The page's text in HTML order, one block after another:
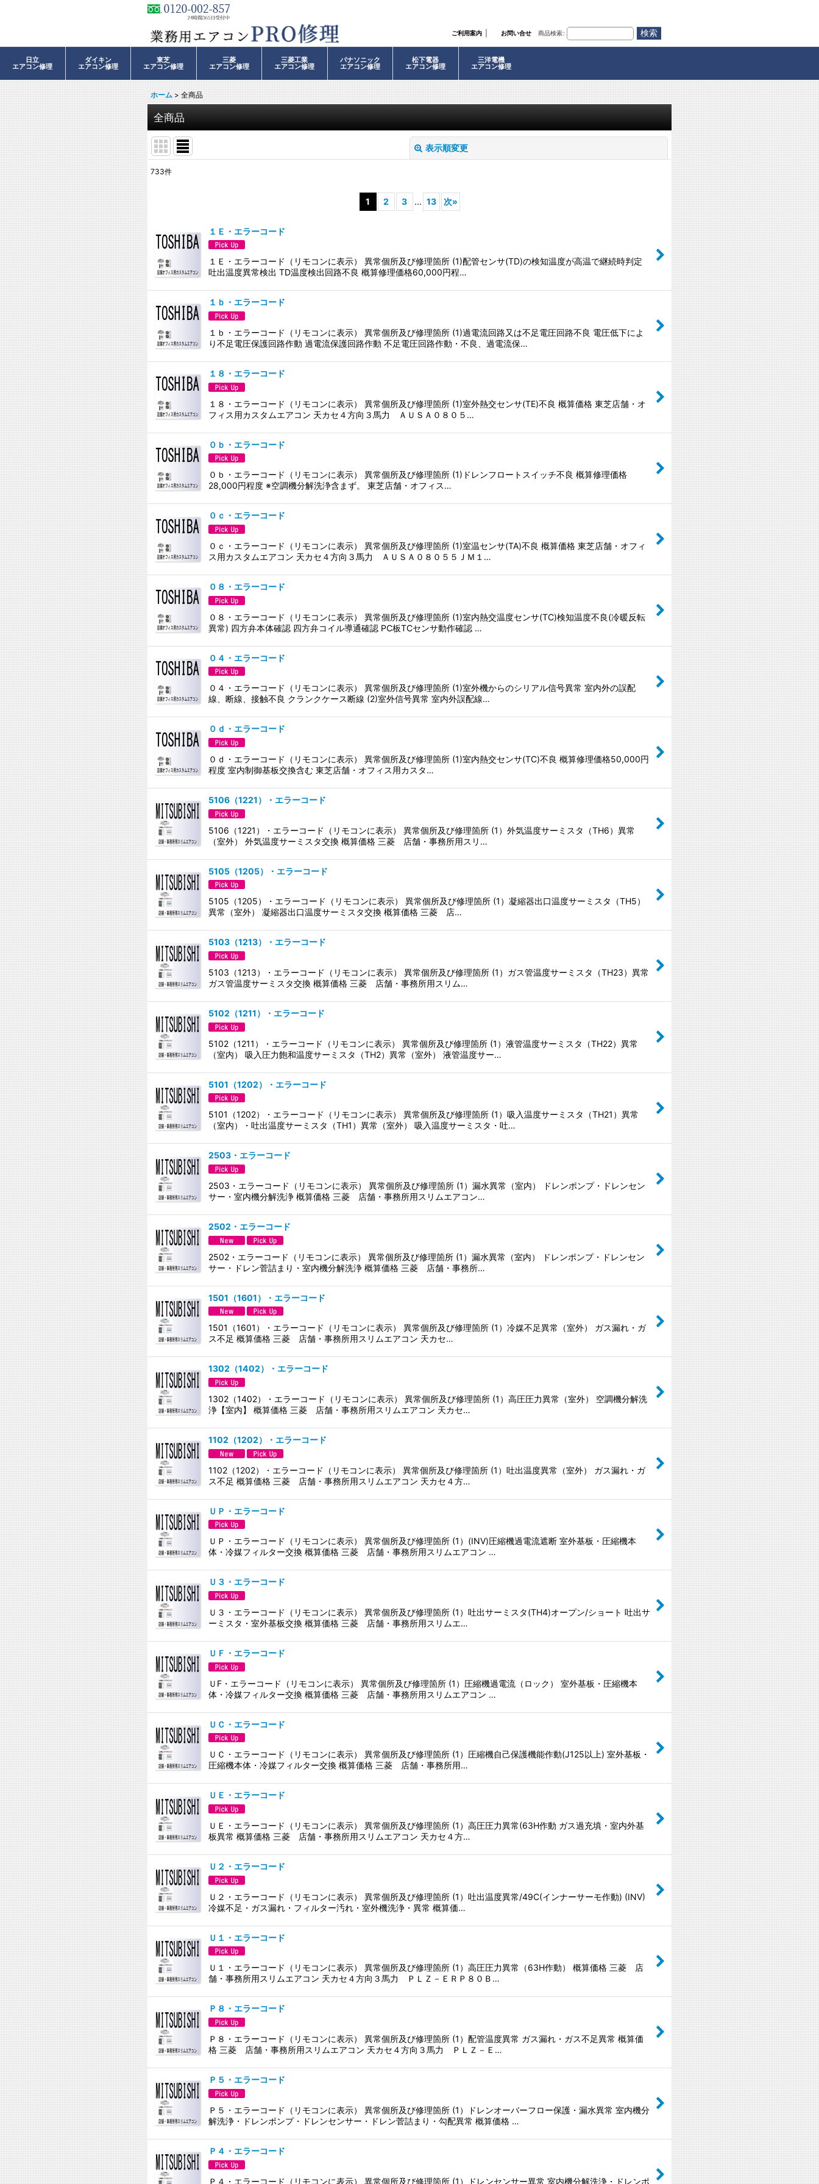
ご利用案内 ｜ お問い合せ 商品検索:
日立
エアコン修理
ダイキン
エアコン修理
東芝
エアコン修理
三菱
エアコン修理
三菱工業
エアコン修理
パナソニック
エアコン修理
松下電器
エアコン修理
三洋電機
エアコン修理
ホーム > 全商品
全商品
表示順変更
733件
1 2 3 ... 13 次»
１Ｅ・エラーコード
１Ｅ・エラーコード（リモコンに表示） 異常個所及び修理箇所 (1)配管センサ(TD)の検知温度が高温で継続時判定
吐出温度異常検出 TD温度検出回路不良 概算修理価格60,000円程…
１ｂ・エラーコード
１ｂ・エラーコード（リモコンに表示） 異常個所及び修理箇所 (1)過電流回路又は不足電圧回路不良 電圧低下によ
り不足電圧保護回路作動 過電流保護回路作動 不足電圧回路作動・不良、過電流保…
１８・エラーコード
１８・エラーコード（リモコンに表示） 異常個所及び修理箇所 (1)室外熱交センサ(TE)不良 概算価格 東芝店舗・オ
フィス用カスタムエアコン 天カセ４方向３馬力 ＡＵＳＡ０８０５…
０ｂ・エラーコード
０ｂ・エラーコード（リモコンに表示） 異常個所及び修理箇所 (1)ドレンフロートスイッチ不良 概算修理価格
28,000円程度 ※空調機分解洗浄含まず。 東芝店舗・オフィス…
０ｃ・エラーコード
０ｃ・エラーコード（リモコンに表示） 異常個所及び修理箇所 (1)室温センサ(TA)不良 概算価格 東芝店舗・オフィ
ス用カスタムエアコン 天カセ４方向３馬力 ＡＵＳＡ０８０５５ＪＭ１…
０８・エラーコード
０８・エラーコード（リモコンに表示） 異常個所及び修理箇所 (1)室内熱交温度センサ(TC)検知温度不良(冷暖反転
異常) 四方弁本体確認 四方弁コイル導通確認 PC板TCセンサ動作確認 …
０４・エラーコード
０４・エラーコード（リモコンに表示） 異常個所及び修理箇所 (1)室外機からのシリアル信号異常 室内外の誤配
線、断線、接触不良 クランクケース断線 (2)室外信号異常 室内外誤配線…
０ｄ・エラーコード
０ｄ・エラーコード（リモコンに表示） 異常個所及び修理箇所 (1)室内熱交センサ(TC)不良 概算修理価格50,000円
程度 室内制御基板交換含む 東芝店舗・オフィス用カスタ…
5106（1221）・エラーコード
5106（1221）・エラーコード（リモコンに表示） 異常個所及び修理箇所 (1）外気温度サーミスタ（TH6）異常
（室外） 外気温度サーミスタ交換 概算価格 三菱 店舗・事務所用スリ…
5105（1205）・エラーコード
5105（1205）・エラーコード（リモコンに表示） 異常個所及び修理箇所 (1）凝縮器出口温度サーミスタ（TH5）
異常（室外） 凝縮器出口温度サーミスタ交換 概算価格 三菱 店…
5103（1213）・エラーコード
5103（1213）・エラーコード（リモコンに表示） 異常個所及び修理箇所 (1）ガス管温度サーミスタ（TH23）異常
ガス管温度サーミスタ交換 概算価格 三菱 店舗・事務所用スリム…
5102（1211）・エラーコード
5102（1211）・エラーコード（リモコンに表示） 異常個所及び修理箇所 (1）液管温度サーミスタ（TH22）異常
（室内） 吸入圧力飽和温度サーミスタ（TH2）異常（室外） 液管温度サー…
5101（1202）・エラーコード
5101（1202）・エラーコード（リモコンに表示） 異常個所及び修理箇所 (1）吸入温度サーミスタ（TH21）異常
（室内）・吐出温度サーミスタ（TH1）異常（室外） 吸入温度サーミスタ・吐…
2503・エラーコード
2503・エラーコード（リモコンに表示） 異常個所及び修理箇所 (1）漏水異常（室内） ドレンポンプ・ドレンセン
サー・室内機分解洗浄 概算価格 三菱 店舗・事務所用スリムエアコン…
2502・エラーコード
2502・エラーコード（リモコンに表示） 異常個所及び修理箇所 (1）漏水異常（室内） ドレンポンプ・ドレンセン
サー・ドレン菅詰まり・室内機分解洗浄 概算価格 三菱 店舗・事務所…
1501（1601）・エラーコード
1501（1601）・エラーコード（リモコンに表示） 異常個所及び修理箇所 (1）冷媒不足異常（室外） ガス漏れ・ガ
ス不足 概算価格 三菱 店舗・事務所用スリムエアコン 天カセ…
1302（1402）・エラーコード
1302（1402）・エラーコード（リモコンに表示） 異常個所及び修理箇所 (1）高圧圧力異常（室外） 空調機分解洗
浄【室内】 概算価格 三菱 店舗・事務所用スリムエアコン 天カセ…
1102（1202）・エラーコード
1102（1202）・エラーコード（リモコンに表示） 異常個所及び修理箇所 (1）吐出温度異常（室外） ガス漏れ・ガ
ス不足 概算価格 三菱 店舗・事務所用スリムエアコン 天カセ４方…
ＵＰ・エラーコード
ＵＰ・エラーコード（リモコンに表示） 異常個所及び修理箇所 (1）(INV)圧縮機過電流遮断 室外基板・圧縮機本
体・冷媒フィルター交換 概算価格 三菱 店舗・事務所用スリムエアコン …
Ｕ３・エラーコード
Ｕ３・エラーコード（リモコンに表示） 異常個所及び修理箇所 (1）吐出サーミスタ(TH4)オープン/ショート 吐出サ
ーミスタ・室外基板交換 概算価格 三菱 店舗・事務所用スリムエ…
ＵＦ・エラーコード
ＵF・エラーコード（リモコンに表示） 異常個所及び修理箇所 (1）圧縮機過電流（ロック） 室外基板・圧縮機本
体・冷媒フィルター交換 概算価格 三菱 店舗・事務所用スリムエアコン …
ＵＣ・エラーコード
ＵＣ・エラーコード（リモコンに表示） 異常個所及び修理箇所 (1）圧縮機自己保護機能作動(J125以上) 室外基板・
圧縮機本体・冷媒フィルター交換 概算価格 三菱 店舗・事務所用…
ＵＥ・エラーコード
ＵＥ・エラーコード（リモコンに表示） 異常個所及び修理箇所 (1）高圧圧力異常(63H作動 ガス過充填・室内外基
板異常 概算価格 三菱 店舗・事務所用スリムエアコン 天カセ４方…
Ｕ２・エラーコード
Ｕ２・エラーコード（リモコンに表示） 異常個所及び修理箇所 (1）吐出温度異常/49C(インナーサーモ作動) (INV)
冷媒不足・ガス漏れ・フィルター汚れ・室外機洗浄・異常 概算価…
Ｕ１・エラーコード
Ｕ１・エラーコード（リモコンに表示） 異常個所及び修理箇所 (1）高圧圧力異常（63H作動） 概算価格 三菱 店
舗・事務所用スリムエアコン 天カセ４方向３馬力 ＰＬＺ－ＥＲＰ８０Ｂ…
Ｐ８・エラーコード
Ｐ８・エラーコード（リモコンに表示） 異常個所及び修理箇所 (1）配管温度異常 ガス漏れ・ガス不足異常 概算価
格 三菱 店舗・事務所用スリムエアコン 天カセ４方向３馬力 ＰＬＺ－Ｅ…
Ｐ５・エラーコード
Ｐ５・エラーコード（リモコンに表示） 異常個所及び修理箇所 (1）ドレンオーバーフロー保護・漏水異常 室内機分
解洗浄・ドレンポンプ・ドレンセンサー・ドレン菅詰まり・勾配異常 概算価格 …
Ｐ４・エラーコード
Ｐ４・エラーコード（リモコンに表示） 異常個所及び修理箇所 (1）ドレンセンサー異常 室内機分解洗浄・ドレンポ